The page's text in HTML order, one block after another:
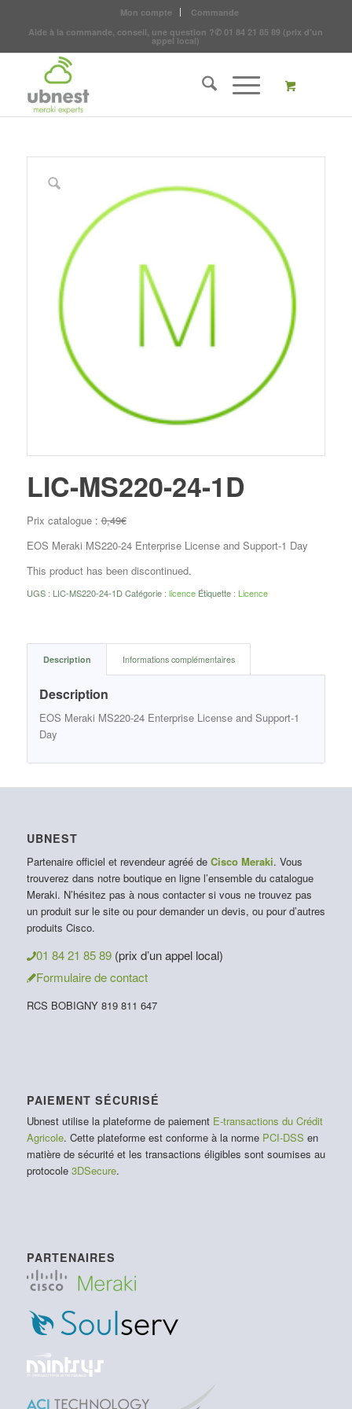
Mon compte
Commande
Aide à la commande, conseil, une question ?✆ 01 84 21 85 89 (prix d'un
appel local)
LIC-MS220-24-1D
Prix catalogue :0,49€
EOS Meraki MS220-24 Enterprise License and Support-1 Day
This product has been discontinued.
UGS : LIC-MS220-24-1D Catégorie : licence Étiquette : Licence
Description Informations complémentaires
Description
EOS Meraki MS220-24 Enterprise License and Support-1
Day
UBNEST
Partenaire officiel et revendeur agréé de Cisco Meraki. Vous
trouverez dans notre boutique en ligne l’ensemble du catalogue
Meraki. N’hésitez pas à nous contacter si vous ne trouvez pas
un produit sur le site ou pour demander un devis, ou pour d’autres
produits Cisco.
01 84 21 85 89 (prix d’un appel local)
Formulaire de contact
RCS BOBIGNY 819 811 647
PAIEMENT SÉCURISÉ
Ubnest utilise la plateforme de paiement E-transactions du Crédit
Agricole. Cette plateforme est conforme à la norme PCI-DSS en
matière de sécurité et les transactions éligibles sont soumises au
protocole 3DSecure.
PARTENAIRES